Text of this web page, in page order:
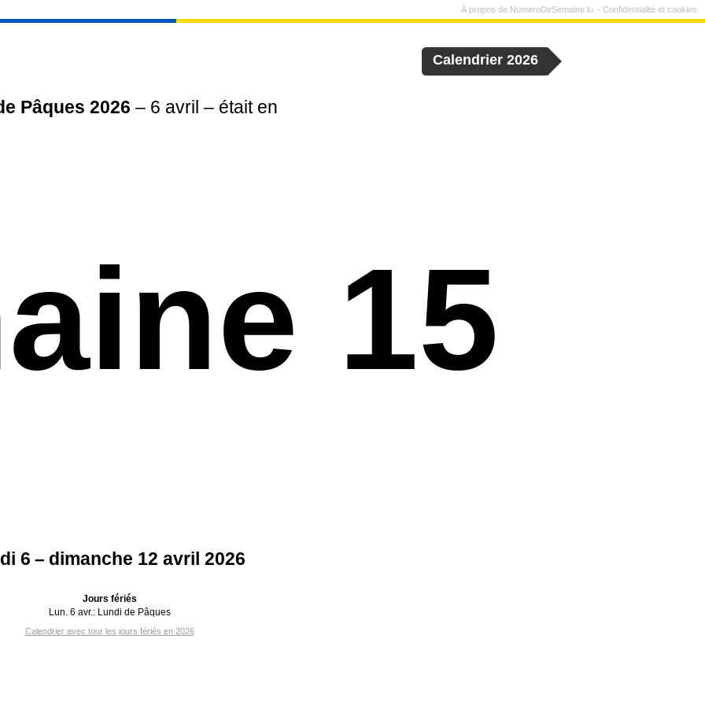
Pâques 2026 – 6 avril – était en
15
6 – dimanche 12 avril 2026
Jours fériés
Lun. 6 avr.: Lundi de Pâques
Calendrier avec tour les jours fériés en 2026
Calendrier 2026
À propos de NumeroDeSemaine.lu Confidentialité et cookies